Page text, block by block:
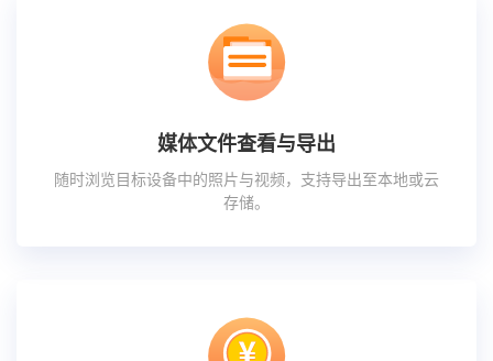
媒体文件查看与导出
随时浏览目标设备中的照片与视频，支持导出至本地或云
存储。